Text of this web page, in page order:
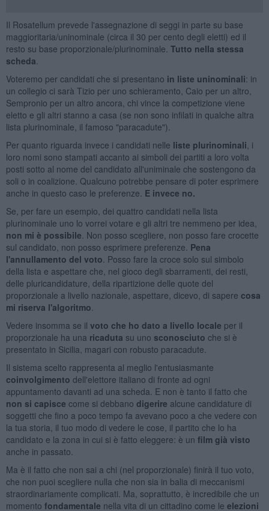
Il Rosatellum prevede l'assegnazione di seggi in parte su base
maggioritaria/uninominale (circa il 30 per cento degli eletti) ed il
resto su base proporzionale/plurinominale. Tutto nella stessa
scheda
Voteremo per candidati che si presentano in liste uninominali: in
un collegio ci sarà Tizio per uno schieramento, Caio per un altro,
Sempronio per un altro ancora, chi vince la competizione viene
eletto e gli altri stanno a casa (se non sono infilati in qualche altra
lista plurinominale, il famoso "paracadute").
Per quanto riguarda invece i candidati nelle liste plurinominali , i
loro nomi sono stampati accanto ai simboli dei partiti a loro volta
posti sotto al nome del candidato all'uniminale che sostengono da
soli o in coalizione. Qualcuno potrebbe pensare di poter esprimere
anche in questo caso le preferenze. E invece no.
Se, per fare un esempio, dei quattro candidati nella lista
plurinominale uno lo vorrei votare e gli altri tre nemmeno per idea,
non mi è possibile . Non posso scegliere, non posso fare crocette
sul candidato, non posso esprimere preferenze. Pena
l'annullamento del voto . Posso fare la croce solo sul simbolo
della lista e aspettare che, nel gioco degli sbarramenti, dei resti,
delle pluricandidature, della ripartizione delle quote del
proporzionale a livello nazionale, aspettare, dicevo, di sapere cosa
mi riserva l'algoritmo
Vedere insomma se il voto che ho dato a livello locale per il
proporzionale ha una ricaduta su uno sconosciuto che si è
presentato in Sicilia, magari con robusto paracadute.
Il sistema scelto rappresenta al meglio l'entusiasmante
coinvolgimento dell'elettore italiano di fronte ad ogni
appuntamento davanti ad una scheda. E non è tanto il fatto che
non si capisce come si debbano digerire alcune candidature di
soggetti che fino a poco tempo fa avevano poco a che vedere con
la tua storia, il tuo modo di vedere le cose, il partito che lo ha
candidato e la zona in cui si è fatto eleggere: è un film già visto
anche in passato.
Ma è il fatto che non sai a chi (nel proporzionale) finirà il tuo voto,
che non puoi scegliere nulla che non sia in balia di meccanismi
straordinariamente complicati. Ma, soprattutto, è incredibile che un
momento fondamentale nella vita di un cittadino come le elezioni